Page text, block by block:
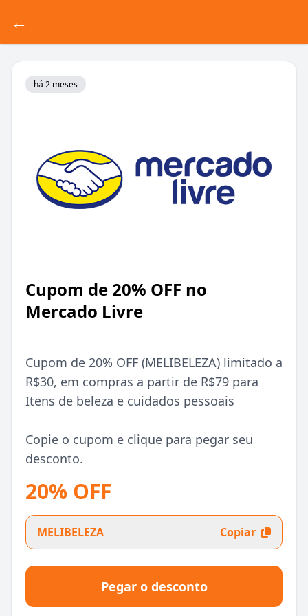
←
há 2 meses
Cupom de 20% OFF no
Mercado Livre
Cupom de 20% OFF (MELIBELEZA) limitado a
R$30, em compras a partir de R$79 para
Itens de beleza e cuidados pessoais
Copie o cupom e clique para pegar seu
desconto.
20% OFF
MELIBELEZA Copiar
Pegar o desconto